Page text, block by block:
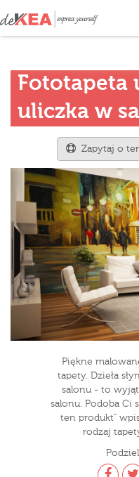
Fototapeta
uliczka w
Zapytaj o
Piękne
tapety. Dzieła
salonu - to
salonu. Podoba Ci
ten produkt"
rodzaj